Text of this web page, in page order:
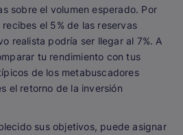
sobre el volumen esperado. Por
el 5% de las reservas
realista podría ser llegar al 7%. A
tu rendimiento con tus
de los metabuscadores
el retorno de la inversión
sus objetivos, puede asignar